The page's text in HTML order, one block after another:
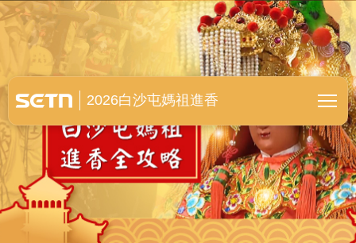
白沙屯媽祖進香全紀錄
2026白沙屯媽祖進香